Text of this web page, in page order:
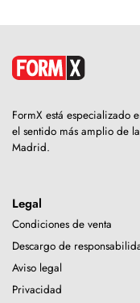
FormX está especializado
el sentido más amplio de
Madrid.
Legal
Condiciones de venta
Descargo de
Aviso legal
Privacidad